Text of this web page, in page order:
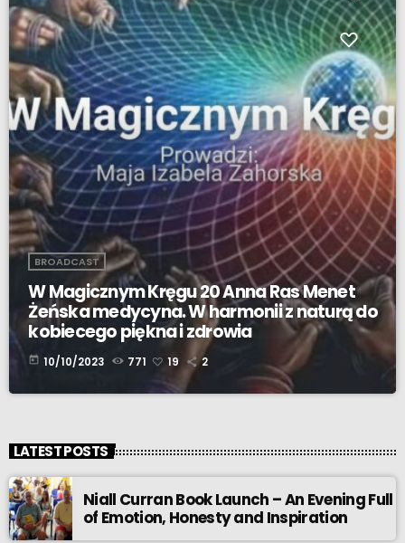
BROADCAST
W Magicznym Kręgu 20 Anna Ras Menet
Żeńska medycyna. W harmonii z naturą do
kobiecego piękna i zdrowia
today 10/10/2023 771 19 2
LATEST POSTS
Niall Curran Book Launch – An Evening Full
of Emotion, Honesty and Inspiration